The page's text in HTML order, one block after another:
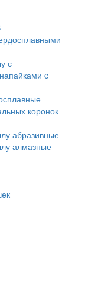
с
c
коронок
абразивные
алмазные